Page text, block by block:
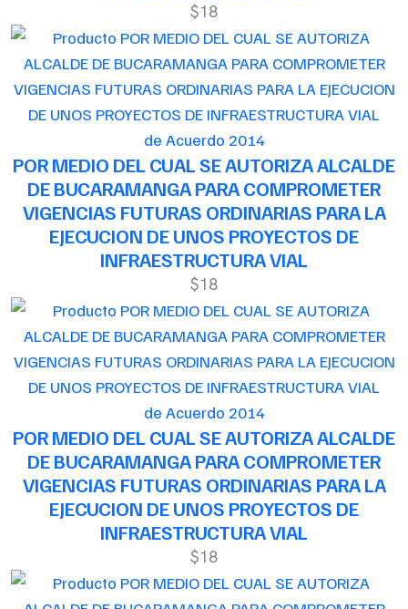
$18
de Acuerdo 2014
POR MEDIO DEL CUAL SE AUTORIZA ALCALDE
DE BUCARAMANGA PARA COMPROMETER
VIGENCIAS FUTURAS ORDINARIAS PARA LA
EJECUCION DE UNOS PROYECTOS DE
INFRAESTRUCTURA VIAL
$18
de Acuerdo 2014
POR MEDIO DEL CUAL SE AUTORIZA ALCALDE
DE BUCARAMANGA PARA COMPROMETER
VIGENCIAS FUTURAS ORDINARIAS PARA LA
EJECUCION DE UNOS PROYECTOS DE
INFRAESTRUCTURA VIAL
$18